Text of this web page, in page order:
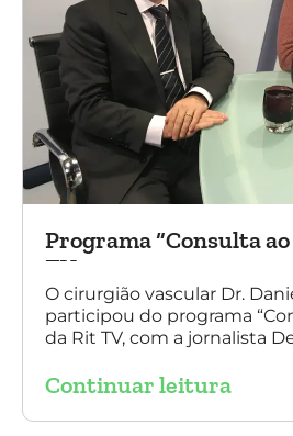
Programa “Consulta
TV
O cirurgião vascular Dr.
participou do programa
da Rit TV, com a jornalista
Continuar leitura